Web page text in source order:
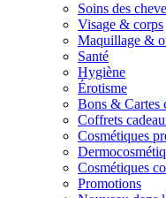
Soins des
Visage & corps
Maquillage &
Santé
Hygiène
Érotisme
Bons & Cartes
Coffrets
Cosmétiques
Cosmétiques
Promotions